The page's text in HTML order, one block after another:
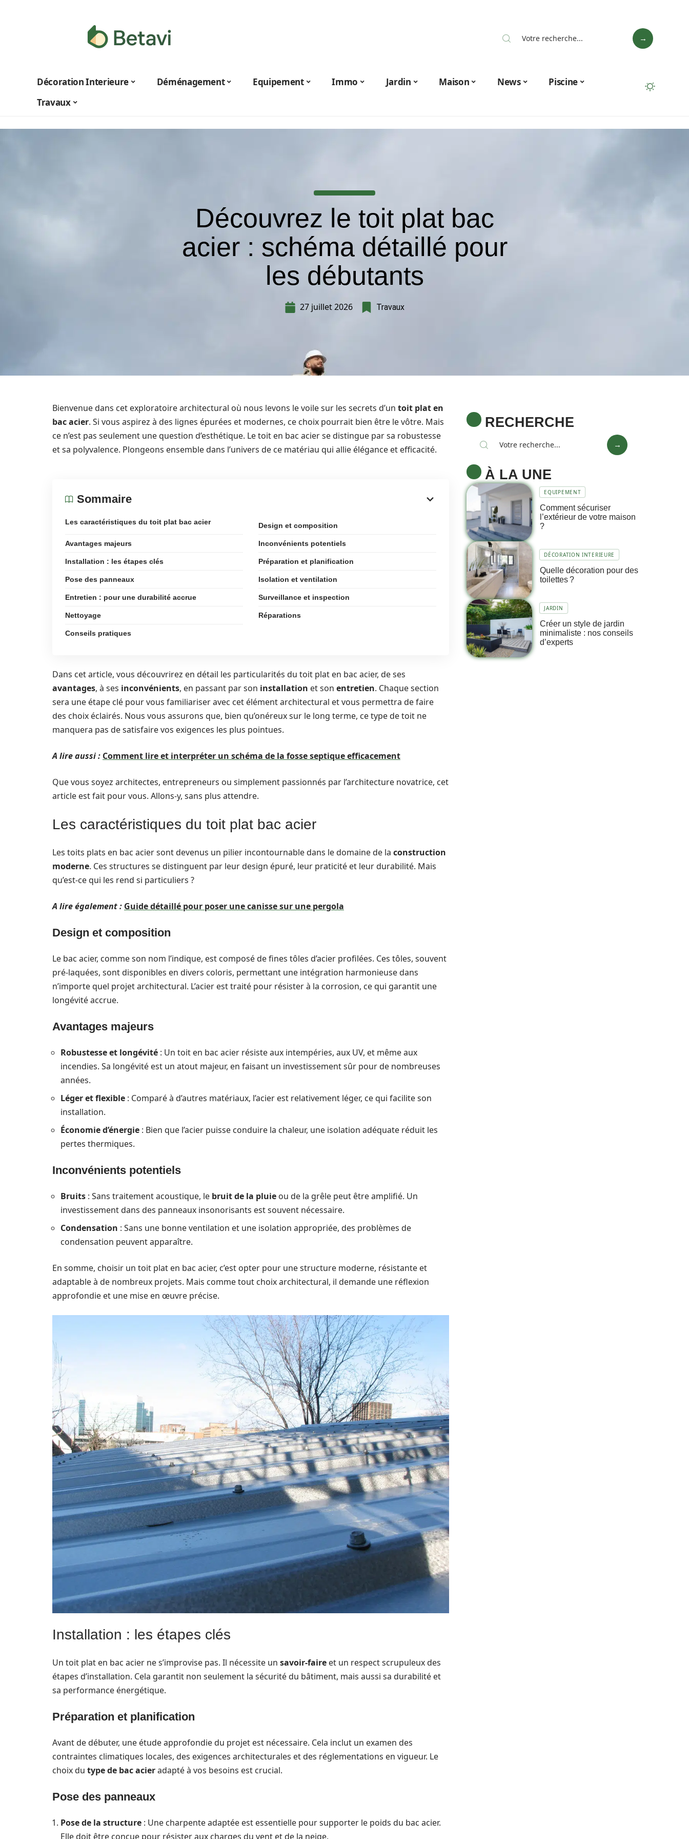
Décoration Interieure Déménagement Equipement Immo Jardin Maison News
Piscine
Travaux
Découvrez le toit plat bac
acier : schéma détaillé pour
les débutants
27 juillet 2026 Travaux
Bienvenue dans cet exploratoire architectural où nous levons le voile sur les secrets d’un toit plat en
bac acier. Si vous aspirez à des lignes épurées et modernes, ce choix pourrait bien être le vôtre. Mais
ce n’est pas seulement une question d’esthétique. Le toit en bac acier se distingue par sa robustesse
et sa polyvalence. Plongeons ensemble dans l’univers de ce matériau qui allie élégance et efficacité.
Sommaire
Les caractéristiques du toit plat bac acier Design et composition
Avantages majeurs Inconvénients potentiels
Installation : les étapes clés Préparation et planification
Pose des panneaux Isolation et ventilation
Entretien : pour une durabilité accrue Surveillance et inspection
Nettoyage Réparations
Conseils pratiques
Dans cet article, vous découvrirez en détail les particularités du toit plat en bac acier, de ses
avantages, à ses inconvénients, en passant par son installation et son entretien. Chaque section
sera une étape clé pour vous familiariser avec cet élément architectural et vous permettra de faire
des choix éclairés. Nous vous assurons que, bien qu’onéreux sur le long terme, ce type de toit ne
manquera pas de satisfaire vos exigences les plus pointues.
A lire aussi : Comment lire et interpréter un schéma de la fosse septique efficacement
Que vous soyez architectes, entrepreneurs ou simplement passionnés par l’architecture novatrice, cet
article est fait pour vous. Allons-y, sans plus attendre.
Les caractéristiques du toit plat bac acier
Les toits plats en bac acier sont devenus un pilier incontournable dans le domaine de la construction
moderne. Ces structures se distinguent par leur design épuré, leur praticité et leur durabilité. Mais
qu’est-ce qui les rend si particuliers ?
A lire également : Guide détaillé pour poser une canisse sur une pergola
Design et composition
Le bac acier, comme son nom l’indique, est composé de fines tôles d’acier profilées. Ces tôles, souvent
pré-laquées, sont disponibles en divers coloris, permettant une intégration harmonieuse dans
n’importe quel projet architectural. L’acier est traité pour résister à la corrosion, ce qui garantit une
longévité accrue.
Avantages majeurs
Robustesse et longévité : Un toit en bac acier résiste aux intempéries, aux UV, et même aux
incendies. Sa longévité est un atout majeur, en faisant un investissement sûr pour de nombreuses
années.
Léger et flexible : Comparé à d’autres matériaux, l’acier est relativement léger, ce qui facilite son
installation.
Économie d’énergie : Bien que l’acier puisse conduire la chaleur, une isolation adéquate réduit les
pertes thermiques.
Inconvénients potentiels
Bruits : Sans traitement acoustique, le bruit de la pluie ou de la grêle peut être amplifié. Un
investissement dans des panneaux insonorisants est souvent nécessaire.
Condensation : Sans une bonne ventilation et une isolation appropriée, des problèmes de
condensation peuvent apparaître.
En somme, choisir un toit plat en bac acier, c’est opter pour une structure moderne, résistante et
adaptable à de nombreux projets. Mais comme tout choix architectural, il demande une réflexion
approfondie et une mise en œuvre précise.
Installation : les étapes clés
Un toit plat en bac acier ne s’improvise pas. Il nécessite un savoir-faire et un respect scrupuleux des
étapes d’installation. Cela garantit non seulement la sécurité du bâtiment, mais aussi sa durabilité et
sa performance énergétique.
Préparation et planification
Avant de débuter, une étude approfondie du projet est nécessaire. Cela inclut un examen des
contraintes climatiques locales, des exigences architecturales et des réglementations en vigueur. Le
choix du type de bac acieradapté à vos besoins est crucial.
Pose des panneaux
Pose de la structure : Une charpente adaptée est essentielle pour supporter le poids du bac acier.
Elle doit être conçue pour résister aux charges du vent et de la neige.
RECHERCHE
À LA UNE
EQUIPEMENT
Comment sécuriser
l’extérieur de votre maison
?
DÉCORATION INTERIEURE
Quelle décoration pour des
toilettes ?
JARDIN
Créer un style de jardin
minimaliste : nos conseils
d’experts